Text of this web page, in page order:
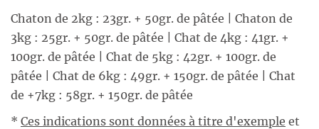
Chaton de 2kg : 23gr. + 50gr. de pâtée | Chaton de
3kg : 25gr. + 50gr. de pâtée | Chat de 4kg : 41gr. +
100gr. de pâtée | Chat de 5kg : 42gr. + 100gr. de
pâtée | Chat de 6kg : 49gr. + 150gr. de pâtée | Chat
de +7kg : 58gr. + 150gr. de pâtée
* Ces indications sont données à titre d'exemple et